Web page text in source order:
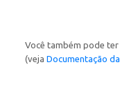
Você também pode ter
(veja Documentação